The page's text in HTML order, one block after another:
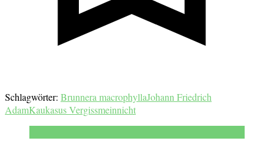
Schlagwörter: Brunnera macrophyllaJohann Friedrich
AdamKaukasus Vergissmeinnicht